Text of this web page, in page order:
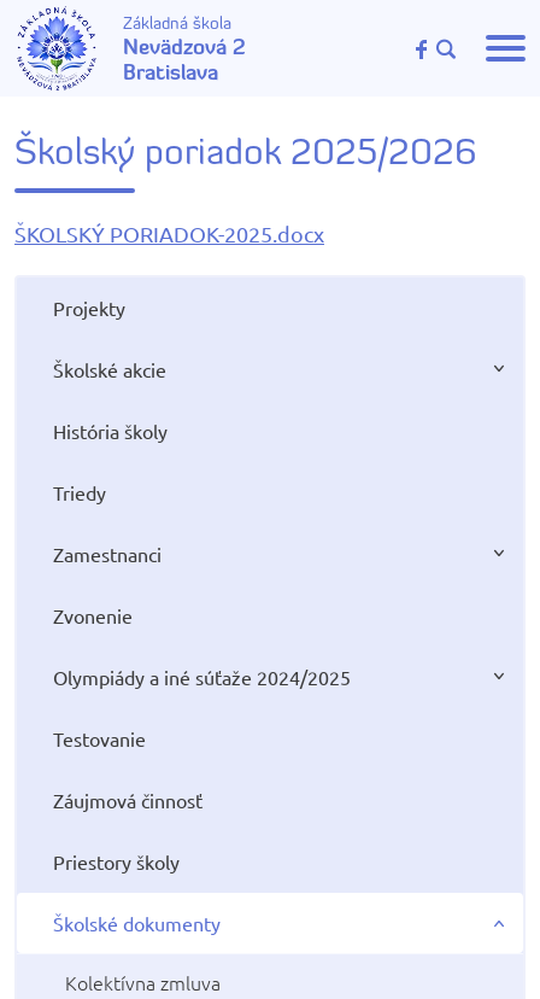
Základná škola
Nevädzová 2
Bratislava
Školský poriadok 2025/2026
ŠKOLSKÝ PORIADOK-2025.docx
Projekty
Školské akcie
História školy
Triedy
Zamestnanci
Zvonenie
Olympiády a iné súťaže 2024/2025
Testovanie
Záujmová činnosť
Priestory školy
Školské dokumenty
Kolektívna zmluva